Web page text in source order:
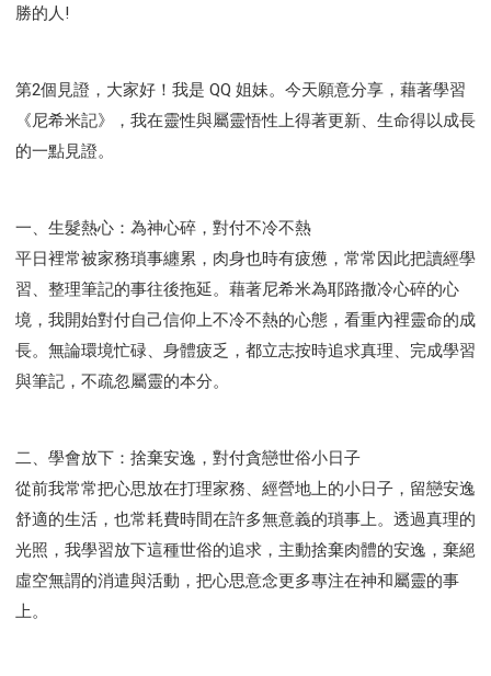
勝的人!
第2個見證，大家好！我是 QQ 姐妹。今天願意分享，藉著學習
《尼希米記》，我在靈性與屬靈悟性上得著更新、生命得以成長
的一點見證。
一、生髮熱心：為神心碎，對付不冷不熱
平日裡常被家務瑣事纏累，肉身也時有疲憊，常常因此把讀經學
習、整理筆記的事往後拖延。藉著尼希米為耶路撒冷心碎的心
境，我開始對付自己信仰上不冷不熱的心態，看重內裡靈命的成
長。無論環境忙碌、身體疲乏，都立志按時追求真理、完成學習
與筆記，不疏忽屬靈的本分。
二、學會放下：捨棄安逸，對付貪戀世俗小日子
從前我常常把心思放在打理家務、經營地上的小日子，留戀安逸
舒適的生活，也常耗費時間在許多無意義的瑣事上。透過真理的
光照，我學習放下這種世俗的追求，主動捨棄肉體的安逸，棄絕
虛空無謂的消遣與活動，把心思意念更多專注在神和屬靈的事
上。